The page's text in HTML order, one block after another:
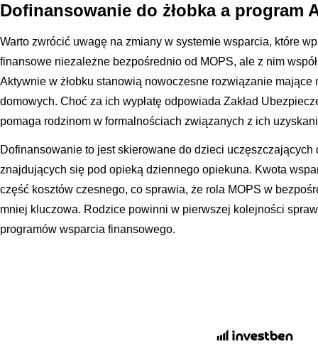
Dofinansowanie do żłobka a program
Warto zwrócić uwagę na zmiany w systemie wsparcia, które
finansowe niezależne bezpośrednio od MOPS, ale z nim
Aktywnie w żłobku stanowią nowoczesne rozwiązanie
domowych. Choć za ich wypłatę odpowiada Zakład
pomaga rodzinom w formalnościach związanych z ich
Dofinansowanie to jest skierowane do dzieci uczęszczających
znajdujących się pod opieką dziennego opiekuna. Kwota
część kosztów czesnego, co sprawia, że rola MOPS w
mniej kluczowa. Rodzice powinni w pierwszej kolejności
programów wsparcia finansowego.